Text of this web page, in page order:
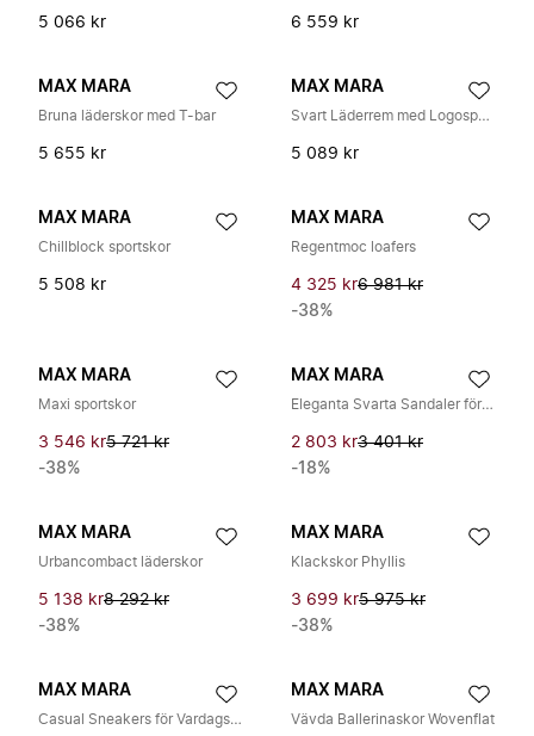
5 066 kr 6 559 kr
MAX MARA
Bruna läderskor med T-bar
5 655 kr
MAX MARA
Svart Läderrem med Logospänne
5 089 kr
MAX MARA
Chillblock sportskor
5 508 kr
MAX MARA
Regentmoc loafers
4 325 kr6 981 kr
-38%
MAX MARA
Maxi sportskor
3 546 kr5 721 kr
-38%
MAX MARA
Eleganta Svarta Sandaler för Kvinnor
2 803 kr3 401 kr
-18%
MAX MARA
Urbancombact läderskor
5 138 kr8 292 kr
-38%
MAX MARA
Klackskor Phyllis
3 699 kr5 975 kr
-38%
MAX MARA
Casual Sneakers för Vardagsbruk
MAX MARA
Vävda Ballerinaskor Wovenflat